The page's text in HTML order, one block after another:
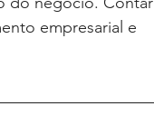
empresarial e